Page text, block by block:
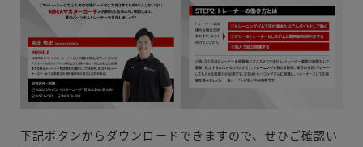
下記ボタンからダウンロードできますので、ぜひご確認い